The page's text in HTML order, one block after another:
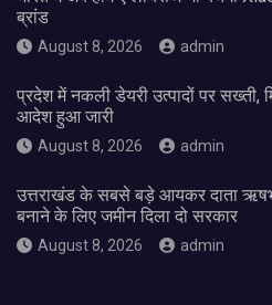
ब्रांड
August 8, 2026 admin
प्रदेश में नकली डेयरी उत्पादों पर सख्ती,
आदेश हुआ जारी
August 8, 2026 admin
उत्तराखंड के सबसे बड़े आयकर दाता ऋषभ
बनाने के लिए जमीन दिला दो सरकार
August 8, 2026 admin